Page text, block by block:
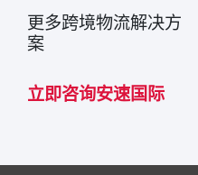
更多跨境物流解决方
案
立即咨询安速国际